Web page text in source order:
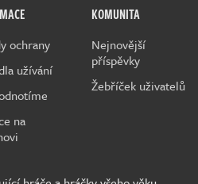
ochrany
užívání
na
KOMUNITA
Nejnovější
příspěvky
Žebříček uživatelů